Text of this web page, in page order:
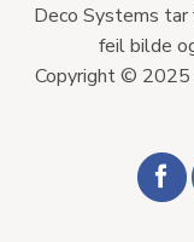
Deco Systems tar
feil bilde
Copyright © 2025